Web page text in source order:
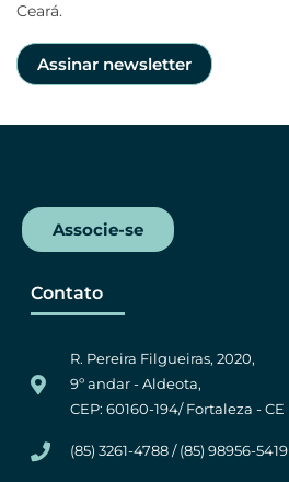
Ceará.
Associe-se
Contato
R. Pereira Filgueiras, 2020,
9º andar - Aldeota,
CEP: 60160-194/ Fortaleza - CE
(85) 3261-4788 / (85) 98956-5419